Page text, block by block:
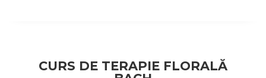
CURS DE TERAPIE FLORALĂ